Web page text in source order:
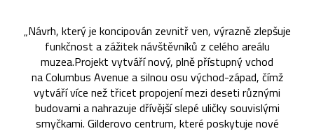
„Návrh, který je koncipován zevnitř ven, výrazně zlepšuje
funkčnost a zážitek návštěvníků z celého areálu
muzea.Projekt vytváří nový, plně přístupný vchod
na Columbus Avenue a silnou osu východ-západ, čímž
vytváří více než třicet propojení mezi deseti různými
budovami a nahrazuje dřívější slepé uličky souvislými
smyčkami. Gilderovo centrum, které poskytuje nové